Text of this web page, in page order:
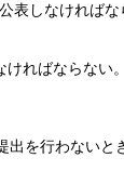
表しなければな
ればならない。
を行わないと